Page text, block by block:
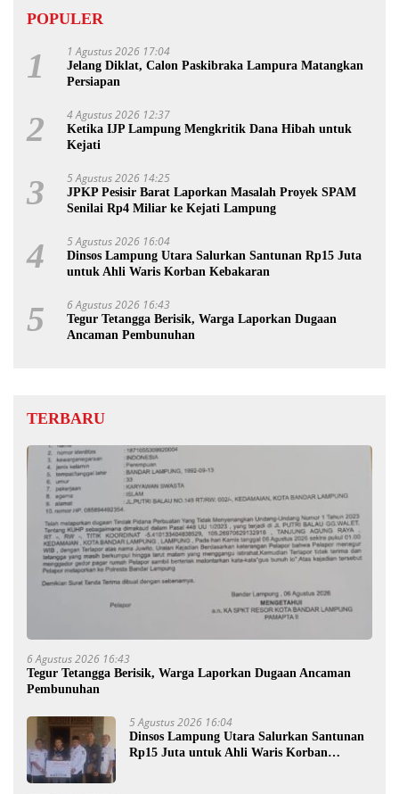
POPULER
1 1 Agustus 2026 17:04
Jelang Diklat, Calon Paskibraka Lampura Matangkan
Persiapan
2 4 Agustus 2026 12:37
Ketika IJP Lampung Mengkritik Dana Hibah untuk
Kejati
3 5 Agustus 2026 14:25
JPKP Pesisir Barat Laporkan Masalah Proyek SPAM
Senilai Rp4 Miliar ke Kejati Lampung
4 5 Agustus 2026 16:04
Dinsos Lampung Utara Salurkan Santunan Rp15 Juta
untuk Ahli Waris Korban Kebakaran
5 6 Agustus 2026 16:43
Tegur Tetangga Berisik, Warga Laporkan Dugaan
Ancaman Pembunuhan
TERBARU
6 Agustus 2026 16:43
Tegur Tetangga Berisik, Warga Laporkan Dugaan Ancaman
Pembunuhan
5 Agustus 2026 16:04
Dinsos Lampung Utara Salurkan Santunan
Rp15 Juta untuk Ahli Waris Korban